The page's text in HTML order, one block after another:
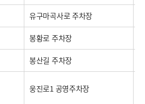
유구마곡사로 주차장
봉황로 주차장
봉산길 주차장
웅진로1 공영주차장